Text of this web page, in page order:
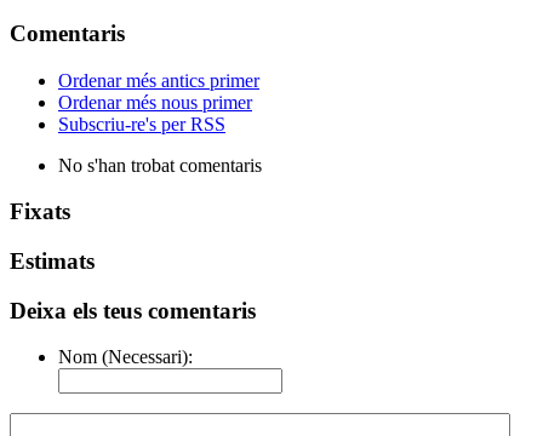
Comentaris
Ordenar més antics primer
Ordenar més nous primer
Subscriu-re's per RSS
No s'han trobat comentaris
Fixats
Estimats
Deixa els teus comentaris
Nom (Necessari):